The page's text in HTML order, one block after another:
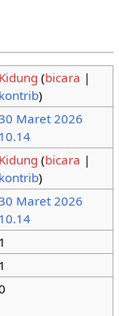
Kidung (bicara |
kontrib)
Maret 2026
10.14
Kidung (bicara |
kontrib)
Maret 2026
10.14
1
1